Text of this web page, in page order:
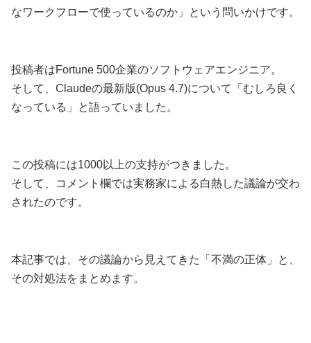
なワークフローで使っているのか」という問いかけです。
投稿者はFortune 500企業のソフトウェアエンジニア。
そして、Claudeの最新版(Opus 4.7)について「むしろ良く
なっている」と語っていました。
この投稿には1000以上の支持がつきました。
そして、コメント欄では実務家による白熱した議論が交わ
されたのです。
本記事では、その議論から見えてきた「不満の正体」と、
その対処法をまとめます。